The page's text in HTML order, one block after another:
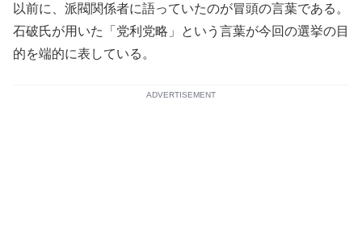
以前に、派閥関係者に語っていたのが冒頭の言葉である。
石破氏が用いた「党利党略」という言葉が今回の選挙の目
的を端的に表している。
ADVERTISEMENT